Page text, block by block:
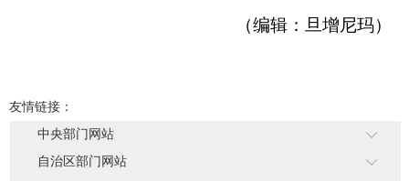
（编辑：旦增尼玛）
友情链接：
中央部门网站
自治区部门网站